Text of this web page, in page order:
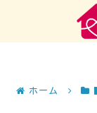
ホーム